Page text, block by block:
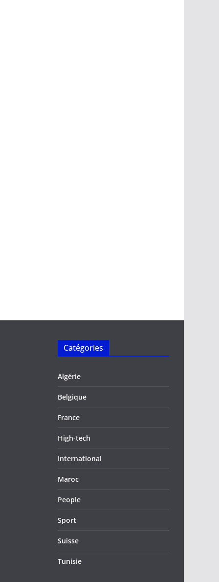
Catégories
Algérie
Belgique
France
High-tech
International
Maroc
People
Sport
Suisse
Tunisie